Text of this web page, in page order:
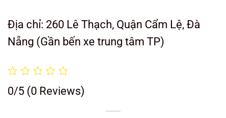
Địa chỉ: 260 Lê Thạch, Quận Cẩm Lệ, Đà
Nẵng (Gần bến xe trung tâm TP)
0/5 (0 Reviews)